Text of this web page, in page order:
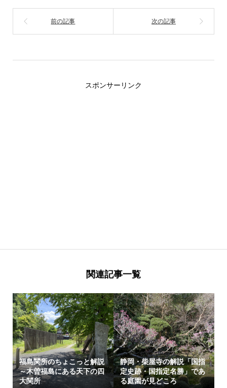
スポンサーリンク
関連記事一覧
福島関所のちょこっと解説
～木曽福島にある天下の四
大関所
静岡・柴屋寺の解説「国指
定史跡・国指定名勝」であ
る庭園が見どころ